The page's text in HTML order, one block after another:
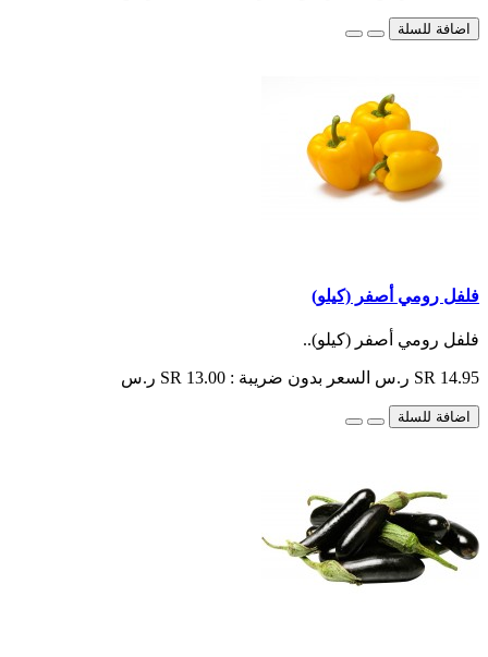
اضافة للسلة
فلفل رومي أصفر (كيلو)
فلفل رومي أصفر (كيلو)..
SR 14.95 ر.س السعر بدون ضريبة : SR 13.00 ر.س
اضافة للسلة